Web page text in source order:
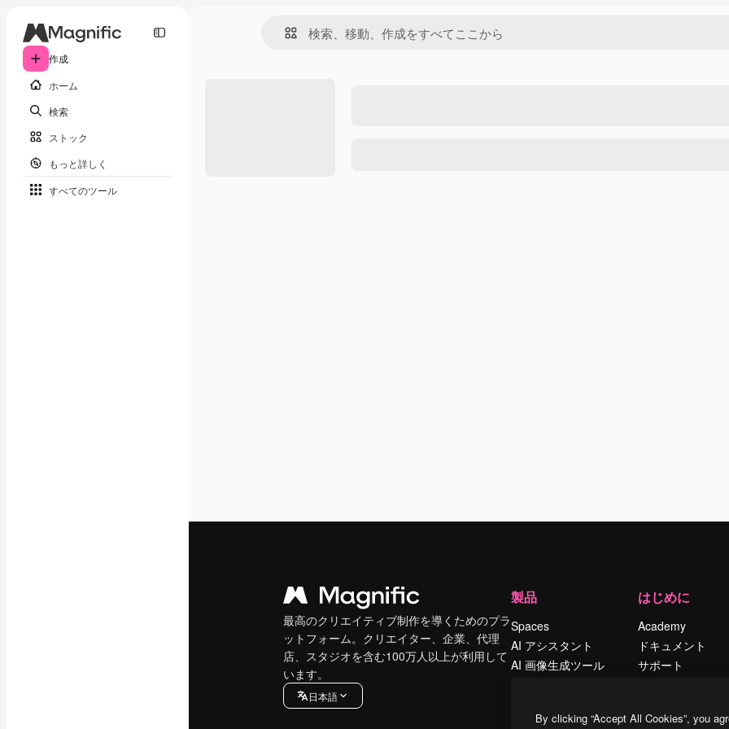
作成
ホーム
検索
ストック
もっと詳しく
すべてのツール
最高のクリエイティブ制作を導くためのプラ
ットフォーム。クリエイター、企業、代理
店、スタジオを含む100万人以上が利用して
います。
日本語
製品
Spaces
AI アシスタント
AI 画像生成ツール
ストックコンテン
はじめに
Academy
ドキュメント
サポート
シー
By clicking “Accept All Cookies”, you